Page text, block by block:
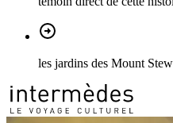
les jardins des Mount